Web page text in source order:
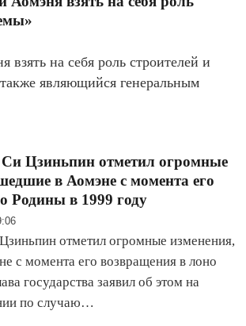
на себя роль строителей и
являющийся генеральным
Цзиньпин отметил огромные
в Аомэне с момента его
Родины в 1999 году
отметил огромные изменения,
с момента его возвращения в лоно
государства заявил об этом на
по случаю…